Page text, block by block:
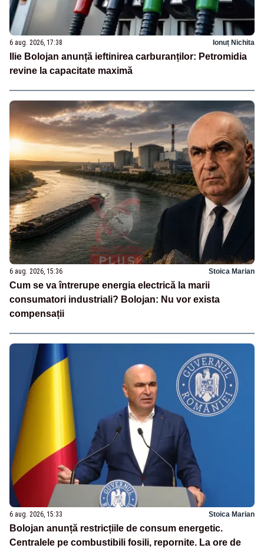
6 aug. 2026, 17:38 Ionuț Nichita
Ilie Bolojan anunță ieftinirea carburanților: Petromidia
revine la capacitate maximă
6 aug. 2026, 15:36 Stoica Marian
Cum se va întrerupe energia electrică la marii
consumatori industriali? Bolojan: Nu vor exista
compensații
6 aug. 2026, 15:33 Stoica Marian
Bolojan anunță restricțiile de consum energetic.
Centralele pe combustibili fosili, repornite. La ore de